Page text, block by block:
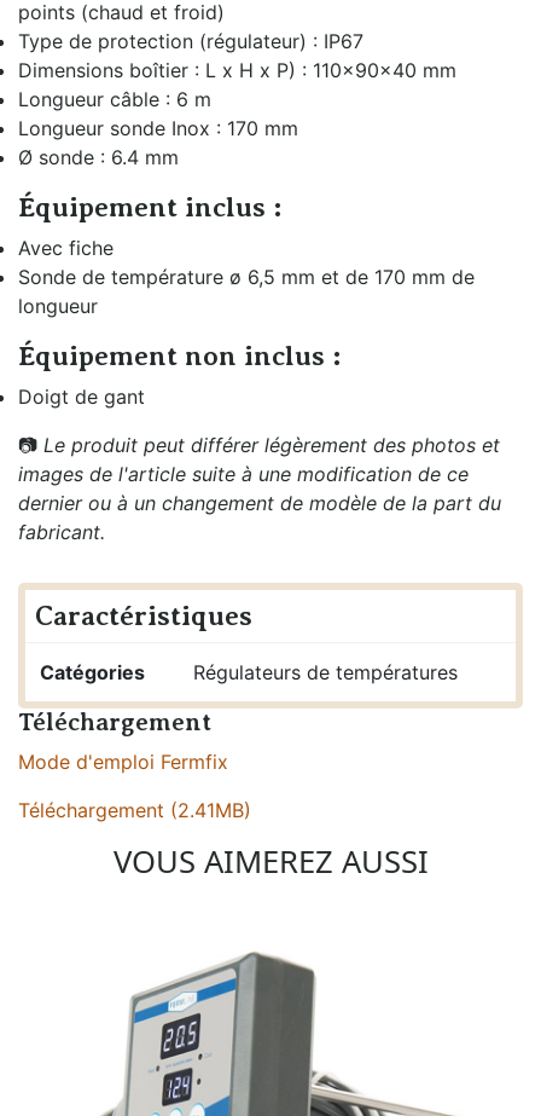
points (chaud et froid)
Type de protection (régulateur) : IP67
Dimensions boîtier : L x H x P) : 110x90x40 mm
Longueur câble : 6 m
Longueur sonde Inox : 170 mm
Ø sonde : 6.4 mm
Équipement inclus :
Avec fiche
Sonde de température ø 6,5 mm et de 170 mm de
longueur
Équipement non inclus :
Doigt de gant
📷 Le produit peut différer légèrement des photos et
images de l'article suite à une modification de ce
dernier ou à un changement de modèle de la part du
fabricant.
Caractéristiques
Catégories Régulateurs de températures
Téléchargement
Mode d'emploi Fermfix
Téléchargement (2.41MB)
VOUS AIMEREZ AUSSI